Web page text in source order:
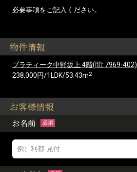
必要事項をご記入ください。
物件情報
プラティーク中野坂上 4階(問: 7969-402)
238,000円/1LDK/53.43m2
お客様情報
お名前 必須